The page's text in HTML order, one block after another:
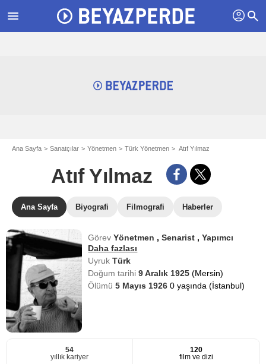
menu profil search
Ana Sayfa Sanatçılar Yönetmen Türk Yönetmen Atıf Yılmaz
Atıf Yılmaz
Ana Sayfa Biyografi Filmografi Haberler
GörevYönetmen ,Senarist ,Yapımcı
Daha fazlası
UyrukTürk
Doğum tarihi9 Aralık 1925(Mersin)
Ölümü5 Mayıs 19260 yaşında (İstanbul)
54
yıllık kariyer
120
film ve dizi